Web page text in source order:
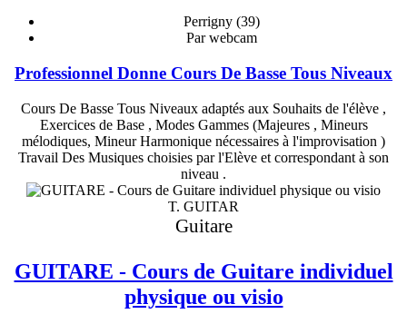
Perrigny (39)
Par webcam
Professionnel Donne Cours De Basse Tous Niveaux
Cours De Basse Tous Niveaux adaptés aux Souhaits de l'élève ,
Exercices de Base , Modes Gammes (Majeures , Mineurs
mélodiques, Mineur Harmonique nécessaires à l'improvisation )
Travail Des Musiques choisies par l'Elève et correspondant à son
niveau .
T. GUITAR
Guitare
GUITARE - Cours de Guitare individuel
physique ou visio